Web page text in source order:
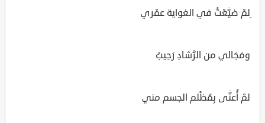
ِلمْ ضيَّعْتُ في الغواية عمْري
ومَجَالي من الرَّشادِ رَحِيبُ
لمْ أُعنَّى بِمُظْلم الجسم مني